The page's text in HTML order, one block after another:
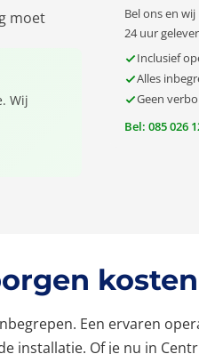
moet
Wij
Bel ons en
24 uur
Inclusief
Alles
Geen
Bel: 085 026
kosten
Een ervaren
installatie. Of je nu in